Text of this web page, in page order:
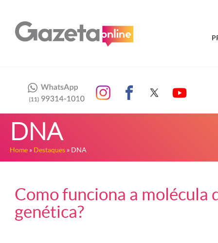
DNA
Home » Destaques » DNA
Como funciona a molécula
genética?